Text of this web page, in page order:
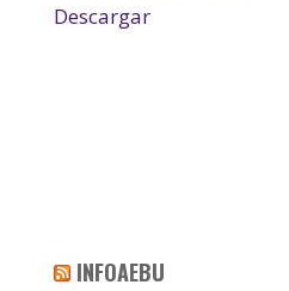
Descargar
INFOAEBU